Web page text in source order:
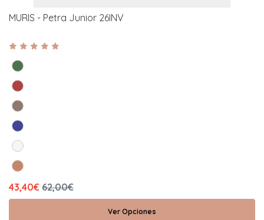
MURIS - Petra Junior 26INV
43,40€ 62,00€
Ver Opciones